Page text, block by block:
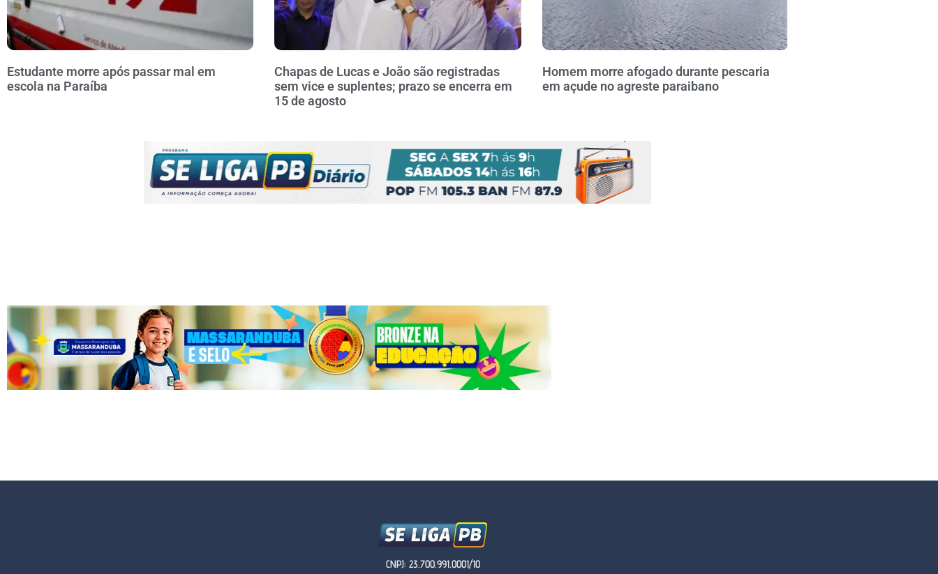
Estudante morre após passar mal em
escola na Paraíba
Chapas de Lucas e João são registradas
sem vice e suplentes; prazo se encerra em
15 de agosto
Homem morre afogado durante pescaria
em açude no agreste paraibano
CNPJ: 23.700.991.0001/10